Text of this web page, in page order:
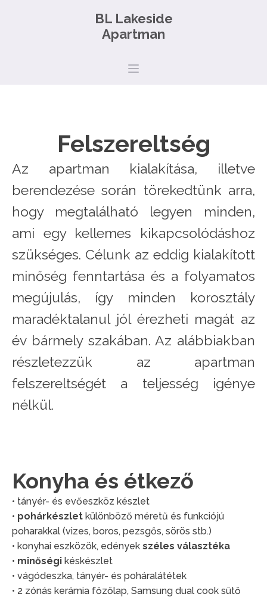
BL Lakeside
Apartman
Felszereltség
Az apartman kialakítása, illetve
berendezése során törekedtünk arra,
hogy megtalálható legyen minden,
ami egy kellemes kikapcsolódáshoz
szükséges. Célunk az eddig kialakított
minőség fenntartása és a folyamatos
megújulás, így minden korosztály
maradéktalanul jól érezheti magát az
év bármely szakában. Az alábbiakban
részletezzük az apartman
felszereltségét a teljesség igénye
nélkül.
Konyha és étkező
• tányér- és evőeszköz készlet
• pohárkészlet különböző méretű és funkciójú
poharakkal (vizes, boros, pezsgős, sörös stb.)
• konyhai eszközök, edények széles választéka
• minőségi késkészlet
• vágódeszka, tányér- és poháralátétek
• 2 zónás kerámia főzőlap, Samsung dual cook sütő